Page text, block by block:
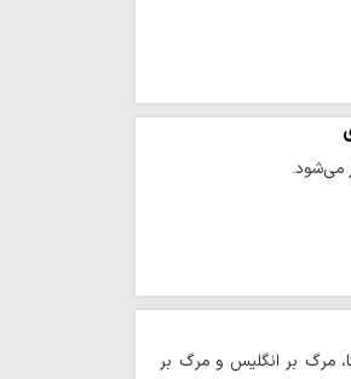
می‌شود.
مرگ بر انگلیس و مرگ بر